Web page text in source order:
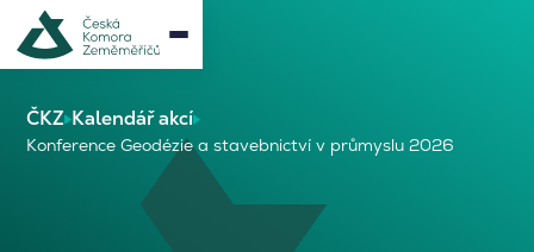
ČKZ Kalendář akcí
Konference Geodézie a stavebnictví v průmyslu 2026